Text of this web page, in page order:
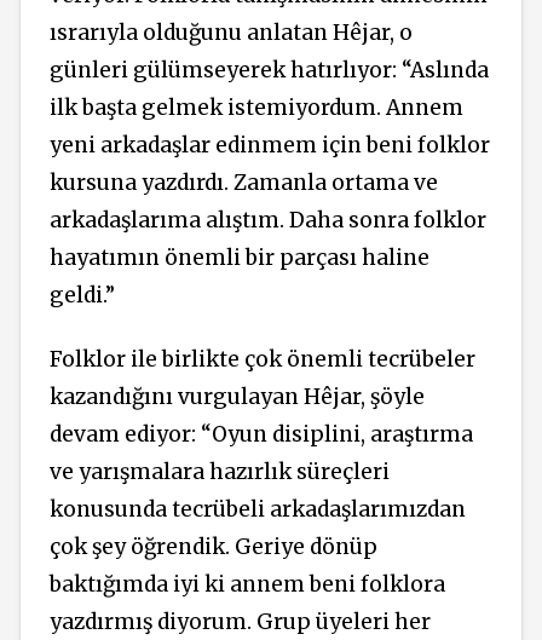
ısrarıyla olduğunu anlatan Hêjar, o
günleri gülümseyerek hatırlıyor: “Aslında
ilk başta gelmek istemiyordum. Annem
yeni arkadaşlar edinmem için beni folklor
kursuna yazdırdı. Zamanla ortama ve
arkadaşlarıma alıştım. Daha sonra folklor
hayatımın önemli bir parçası haline
geldi.”
Folklor ile birlikte çok önemli tecrübeler
kazandığını vurgulayan Hêjar, şöyle
devam ediyor: “Oyun disiplini, araştırma
ve yarışmalara hazırlık süreçleri
konusunda tecrübeli arkadaşlarımızdan
çok şey öğrendik. Geriye dönüp
baktığımda iyi ki annem beni folklora
yazdırmış diyorum. Grup üyeleri her